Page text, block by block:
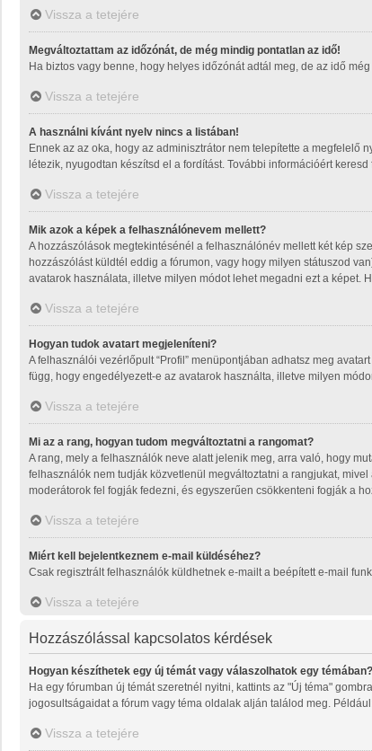
Vissza a tetejére
Megváltoztattam az időzónát, de még mindig pontatlan az idő!
Ha biztos vagy benne, hogy helyes időzónát adtál meg, de az idő
Vissza a tetejére
A használni kívánt nyelv nincs a listában!
Ennek az az oka, hogy az adminisztrátor nem telepítette a megfelelő
létezik, nyugodtan készítsd el a fordítást. További információért
Vissza a tetejére
Mik azok a képek a felhasználónevem mellett?
A hozzászólások megtekintésénél a felhasználónév mellett két kép
hozzászólást küldtél eddig a fórumon, vagy hogy milyen státuszod
avatarok használata, illetve milyen módot lehet megadni ezt a képet.
Vissza a tetejére
Hogyan tudok avatart megjeleníteni?
A felhasználói vezérlőpult “Profil” menüpontjában adhatsz meg
függ, hogy engedélyezett-e az avatarok használta, illetve milyen
Vissza a tetejére
Mi az a rang, hogyan tudom megváltoztatni a rangomat?
A rang, mely a felhasználók neve alatt jelenik meg, arra való, hogy
felhasználók nem tudják közvetlenül megváltoztatni a rangjukat,
moderátorok fel fogják fedezni, és egyszerűen csökkenteni fogják a
Vissza a tetejére
Miért kell bejelentkeznem e-mail küldéséhez?
Csak regisztrált felhasználók küldhetnek e-mailt a beépített e-mail
Vissza a tetejére
Hozzászólással kapcsolatos kérdések
Hogyan készíthetek egy új témát vagy válaszolhatok egy témában?
Ha egy fórumban új témát szeretnél nyitni, kattints az "Új téma"
jogosultságaidat a fórum vagy téma oldalak alján találod meg.
Vissza a tetejére